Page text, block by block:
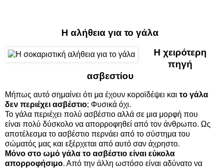
Η αλήθεια για το γάλα
Η χειρότερη
πηγή
ασβεστίου
Μήπως αυτό σημαίνει ότι μα έχουν κοροϊδέψει και το γάλα
δεν περιέχει ασβέστιο; Φυσικά όχι.
Το γάλα περιέχει πολύ ασβέστιο αλλά σε μια μορφή που
είναι πολύ δύσκολο να απορροφηθεί από τον άνθρωπο. Ως
αποτέλεσμα το ασβέστιο περνάει από το σύστημα του
σώματός μας και εξέρχεται από αυτό σαν άχρηστο.
Μόνο στο ωμό γάλα το ασβέστιο είναι εύκολα
απορροφήσιμο. Από την άλλη ωστόσο είναι αδύνατο να